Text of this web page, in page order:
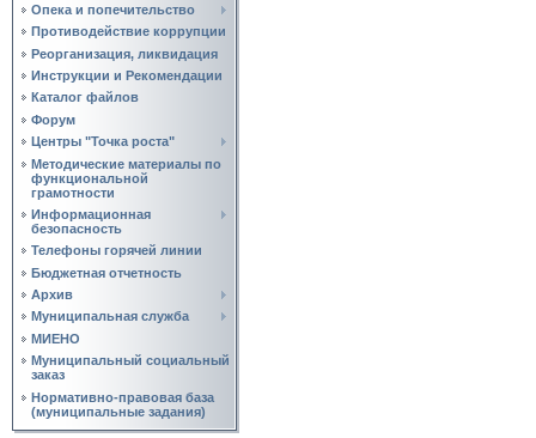
Опека и попечительство
Противодействие коррупции
Реорганизация, ликвидация
Инструкции и Рекомендации
Каталог файлов
Форум
Центры "Точка роста"
Методические материалы по
функциональной
грамотности
Информационная
безопасность
Телефоны горячей линии
Бюджетная отчетность
Архив
Муниципальная служба
МИЕНО
Муниципальный социальный
заказ
Нормативно‑правовая база
(муниципальные задания)